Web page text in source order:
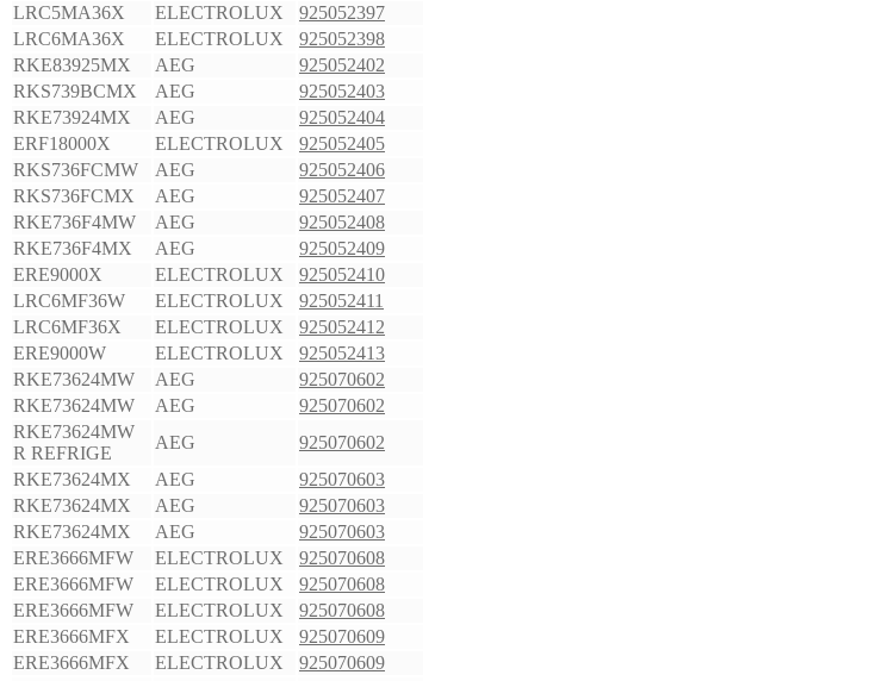
LRC5MA36X
ELECTROLUX
925052397
LRC6MA36X
ELECTROLUX
925052398
RKE83925MX
AEG
925052402
RKS739BCMX
AEG
925052403
RKE73924MX
AEG
925052404
ERF18000X
ELECTROLUX
925052405
RKS736FCMW
AEG
925052406
RKS736FCMX
AEG
925052407
RKE736F4MW
AEG
925052408
RKE736F4MX
AEG
925052409
ERE9000X
ELECTROLUX
925052410
LRC6MF36W
ELECTROLUX
925052411
LRC6MF36X
ELECTROLUX
925052412
ERE9000W
ELECTROLUX
925052413
RKE73624MW
AEG
925070602
RKE73624MW
AEG
925070602
RKE73624MW
R REFRIGE
AEG
925070602
RKE73624MX
AEG
925070603
RKE73624MX
AEG
925070603
RKE73624MX
AEG
925070603
ERE3666MFW
ELECTROLUX
925070608
ERE3666MFW
ELECTROLUX
925070608
ERE3666MFW
ELECTROLUX
925070608
ERE3666MFX
ELECTROLUX
925070609
ERE3666MFX
ELECTROLUX
925070609